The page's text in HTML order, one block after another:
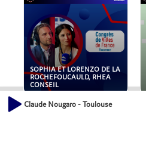
SOPHIA ET LORENZO DE LA
ROCHEFOUCAULD, RHEA
CONSEIL
Claude Nougaro - Toulouse